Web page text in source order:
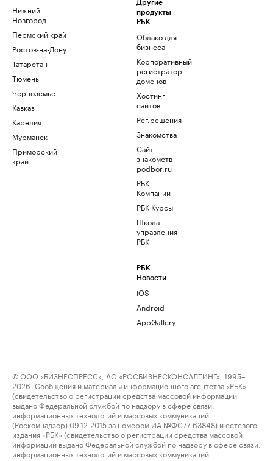
Нижний
Новгород
Пермский край
Ростов-на-Дону
Татарстан
Тюмень
Черноземье
Кавказ
Карелия
Мурманск
Приморский
край
Другие
продукты
РБК
Облако для
бизнеса
Корпоративный
регистратор
доменов
Хостинг
сайтов
Рег.решения
Знакомства
Сайт
знакомств
podbor.ru
РБК
Компании
РБК Курсы
Школа
управления
РБК
РБК
Новости
iOS
Android
AppGallery
© ООО «БИЗНЕСПРЕСС», АО «РОСБИЗНЕСКОНСАЛТИНГ», 1995–
2026. Сообщения и материалы информационного агентства «РБК»
(свидетельство о регистрации средства массовой информации
выдано Федеральной службой по надзору в сфере связи,
информационных технологий и массовых коммуникаций
(Роскомнадзор) 09.12.2015 за номером ИА №ФС77-63848) и сетевого
издания «РБК» (свидетельство о регистрации средства массовой
информации выдано Федеральной службой по надзору в сфере связи,
информационных технологий и массовых коммуникаций